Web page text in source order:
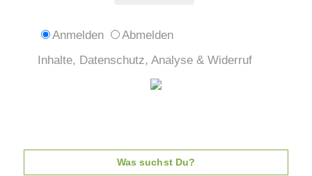
Anmelden
Abmelden
Inhalte, Datenschutz, Analyse & Widerruf
Was suchst Du?